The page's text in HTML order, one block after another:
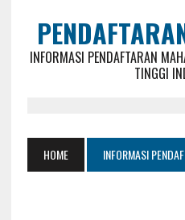
INFORMASI PENDAFTARAN
TINGGI
HOME INFORMASI